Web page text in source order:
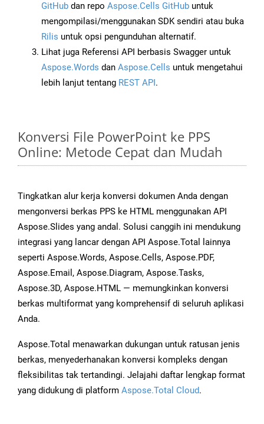
GitHub dan repo Aspose.Cells GitHub untuk
mengompilasi/menggunakan SDK sendiri atau buka
Rilis untuk opsi pengunduhan alternatif.
Lihat juga Referensi API berbasis Swagger untuk
Aspose.Words dan Aspose.Cells untuk mengetahui
lebih lanjut tentang REST API.
Konversi File PowerPoint ke PPS
Online: Metode Cepat dan Mudah
Tingkatkan alur kerja konversi dokumen Anda dengan
mengonversi berkas PPS ke HTML menggunakan API
Aspose.Slides yang andal. Solusi canggih ini mendukung
integrasi yang lancar dengan API Aspose.Total lainnya
seperti Aspose.Words, Aspose.Cells, Aspose.PDF,
Aspose.Email, Aspose.Diagram, Aspose.Tasks,
Aspose.3D, Aspose.HTML — memungkinkan konversi
berkas multiformat yang komprehensif di seluruh aplikasi
Anda.
Aspose.Total menawarkan dukungan untuk ratusan jenis
berkas, menyederhanakan konversi kompleks dengan
fleksibilitas tak tertandingi. Jelajahi daftar lengkap format
yang didukung di platform Aspose.Total Cloud.